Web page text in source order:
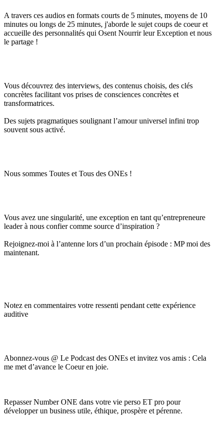
A travers ces audios en formats courts de 5 minutes, moyens de 10
minutes ou longs de 25 minutes, j'aborde le sujet coups de coeur et
accueille des personnalités qui Osent Nourrir leur Exception et nous
le partage !
Vous découvrez des interviews, des contenus choisis, des clés
concrètes facilitant vos prises de consciences concrètes et
transformatrices.
Des sujets pragmatiques soulignant l’amour universel infini trop
souvent sous activé.
Nous sommes Toutes et Tous des ONEs !
Vous avez une singularité, une exception en tant qu’entrepreneure
leader à nous confier comme source d’inspiration ?
Rejoignez-moi à l’antenne lors d’un prochain épisode : MP moi des
maintenant.
Notez en commentaires votre ressenti pendant cette expérience
auditive
Abonnez-vous @ Le Podcast des ONEs et invitez vos amis : Cela
me met d’avance le Coeur en joie.
Repasser Number ONE dans votre vie perso ET pro pour
développer un business utile, éthique, prospère et pérenne.